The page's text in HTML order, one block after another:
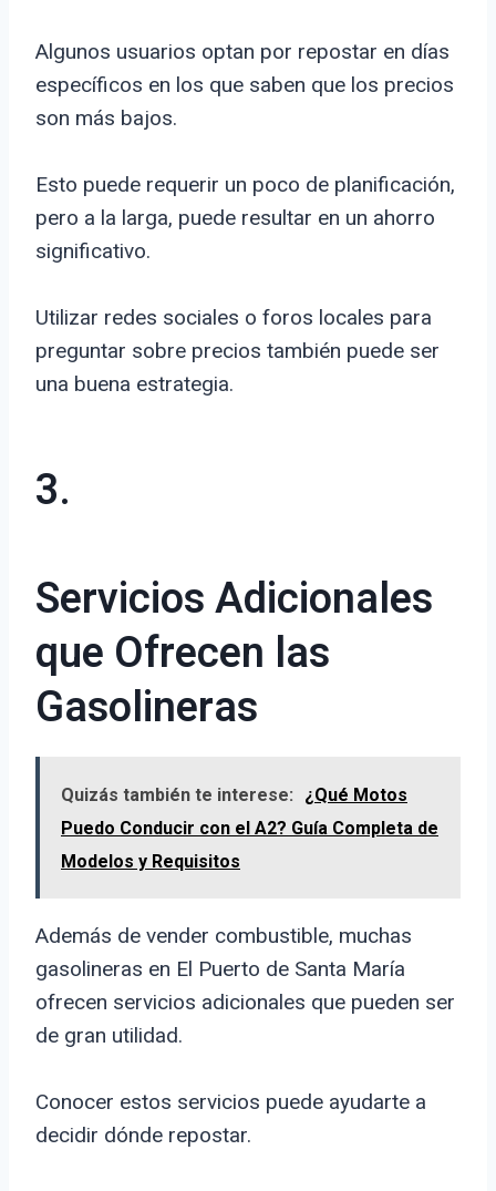
Algunos usuarios optan por repostar en días
específicos en los que saben que los precios
son más bajos.
Esto puede requerir un poco de planificación,
pero a la larga, puede resultar en un ahorro
significativo.
Utilizar redes sociales o foros locales para
preguntar sobre precios también puede ser
una buena estrategia.
3.
Servicios Adicionales
que Ofrecen las
Gasolineras
Quizás también te interese:
¿Qué Motos
Puedo Conducir con el A2? Guía Completa de
Modelos y Requisitos
Además de vender combustible, muchas
gasolineras en El Puerto de Santa María
ofrecen servicios adicionales que pueden ser
de gran utilidad.
Conocer estos servicios puede ayudarte a
decidir dónde repostar.